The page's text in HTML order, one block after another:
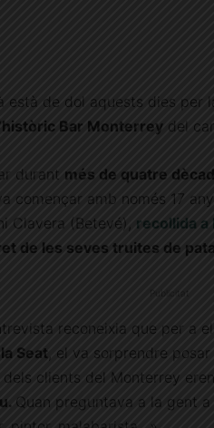
està de dol aquests dies per
històric Bar Monterrey del
durant més de quatre
començar amb només 17
Clavera (Betevé), recollida a
de les seves truites de
reconeixia que per a
Seat , el va sorprendre
clients del Monterrey
Quan preguntava a la gent